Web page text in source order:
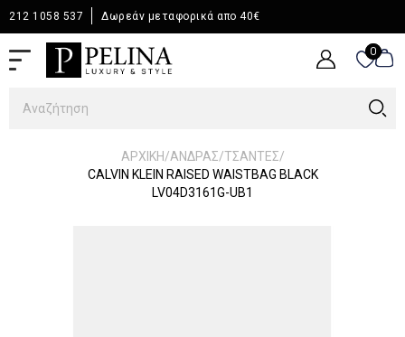
212 1058 537 Δωρεάν μεταφορικά απο 40€
0
0
ΑΡΧΙΚΉ/ΆΝΔΡΑΣ/ΤΣΑΝΤΕΣ/
CALVIN KLEIN RAISED WAISTBAG BLACK
LV04D3161G-UB1